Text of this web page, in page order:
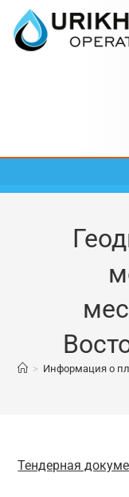
> Информация о
Тендерная